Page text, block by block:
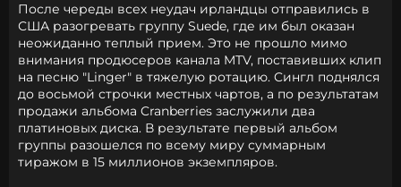
После череды всех неудач ирландцы отправились в
США разогревать группу Suede, где им был оказан
неожиданно теплый прием. Это не прошло мимо
внимания продюсеров канала MTV, поставивших клип
на песню "Linger" в тяжелую ротацию. Cингл поднялся
до восьмой строчки местных чартов, а по результатам
продажи альбома Cranberries заслужили два
платиновых диска. В результате первый альбом
группы разошелся по всему миру суммарным
тиражом в 15 миллионов экземпляров.